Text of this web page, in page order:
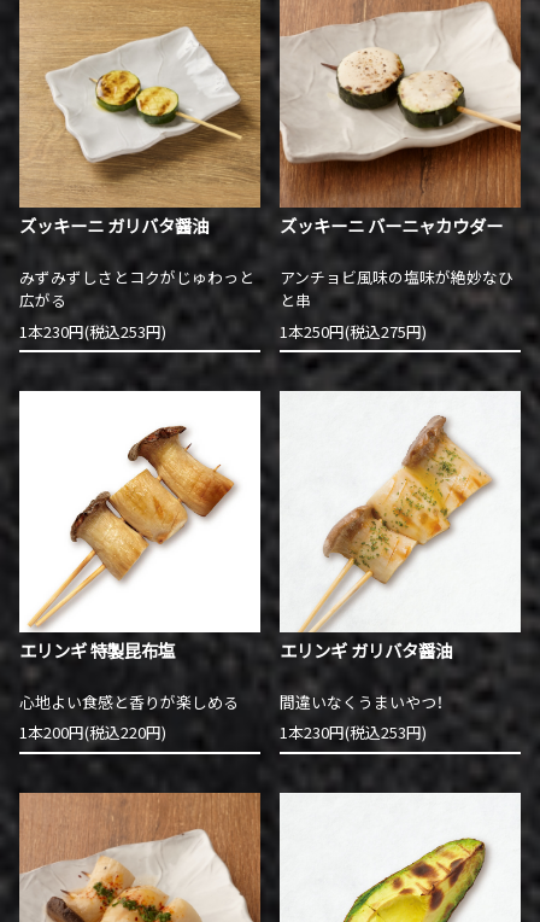
ズッキーニ ガリバタ醤油
みずみずしさとコクがじゅわっと
広がる
1本230円(税込253円)
ズッキーニ バーニャカウダー
アンチョビ風味の塩味が絶妙なひ
と串
1本250円(税込275円)
エリンギ 特製昆布塩
心地よい食感と香りが楽しめる
1本200円(税込220円)
エリンギ ガリバタ醤油
間違いなくうまいやつ！
1本230円(税込253円)